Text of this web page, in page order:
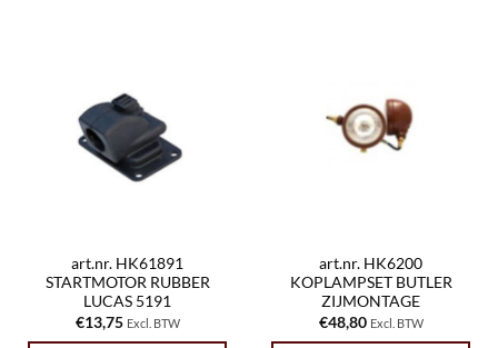
art.nr. HK61891
STARTMOTOR RUBBER
LUCAS 5191
€13,75 Excl. BTW
art.nr. HK6200
KOPLAMPSET BUTLER
ZIJMONTAGE
€48,80 Excl. BTW